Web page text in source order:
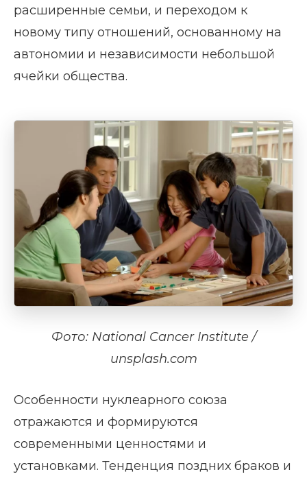
расширенные семьи, и переходом к
новому типу отношений, основанному на
автономии и независимости небольшой
ячейки общества.
Фото: National Cancer Institute /
unsplash.com
Особенности нуклеарного союза
отражаются и формируются
современными ценностями и
установками. Тенденция поздних браков и